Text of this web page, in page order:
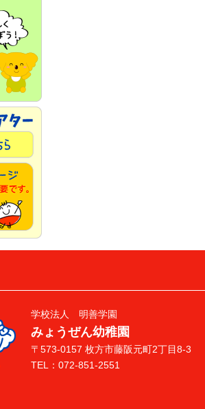
学校法人 明善学園
みょうぜん幼稚園
〒573-0157 枚方市藤阪元町2丁目8-3
TEL：072-851-2551